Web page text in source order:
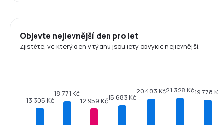
Objevte nejlevnější den pro let
Zjistěte, ve který den v týdnu jsou lety obvykle nejlevnější.
13 305 Kč
18 771 Kč
12 959 Kč15 683 Kč
20 483 Kč21 328 Kč19 778